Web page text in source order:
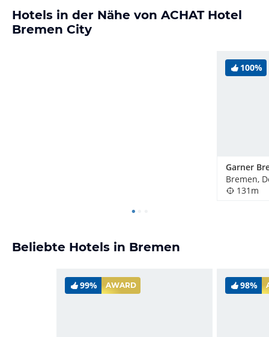
Hotels in der Nähe von ACHAT Hotel
Bremen City
100%
Bremen,
131m
Beliebte Hotels in Bremen
99% AWARD 98%